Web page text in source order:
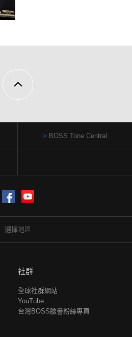
BOSS Tone Central
FacebookYouTube
選擇地區
社群
全球社群網站
YouTube
台灣BOSS臉書粉絲專頁